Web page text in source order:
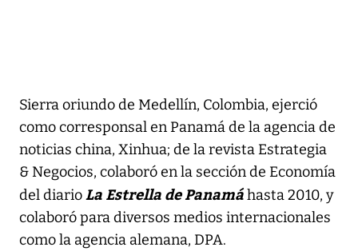
Sierra oriundo de Medellín, Colombia, ejerció
como corresponsal en Panamá de la agencia de
noticias china, Xinhua; de la revista Estrategia
& Negocios, colaboró en la sección de Economía
del diario La Estrella de Panamáhasta 2010, y
colaboró para diversos medios internacionales
como la agencia alemana, DPA.